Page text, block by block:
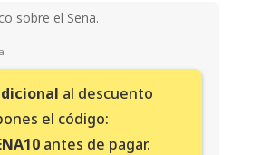
al descuento
el código:
antes de pagar.